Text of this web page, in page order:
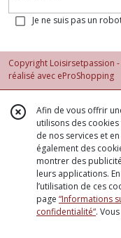
Je ne suis pas un
Copyright Loisirsetpassion
réalisé avec eProShopping
Afin de vous offrir
utilisons des
de nos services et
également des
montrer des
leurs applications.
l’utilisation de ces
page “Informations
confidentialité“.